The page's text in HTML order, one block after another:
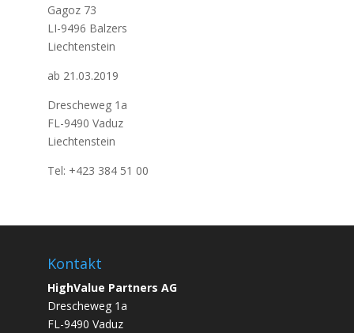
Gagoz 73
LI-9496 Balzers
Liechtenstein
ab 21.03.2019
Drescheweg 1a
FL-9490 Vaduz
Liechtenstein
Tel: +423 384 51 00
Kontakt
HighValue Partners AG
Drescheweg 1a
FL-9490 Vaduz